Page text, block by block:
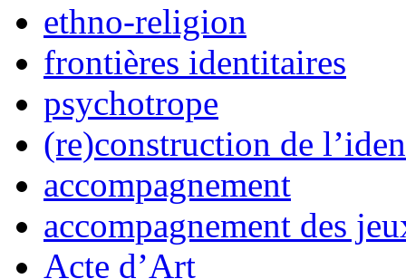
ethno-religion
frontières identitaires
psychotrope
(re)construction de
accompagnement
accompagnement des
Acte d’Art